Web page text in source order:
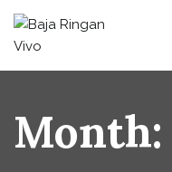
Baja Ringan Vivo
Website Baja Ringan Vivo
Month: